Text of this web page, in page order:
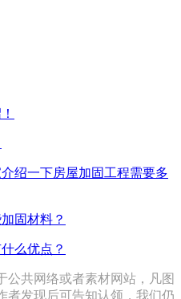
绍一下房屋加固工程需要多
固材料？
么优点？
公共网络或者素材网站，凡图
者发现后可告知认领，我们仍